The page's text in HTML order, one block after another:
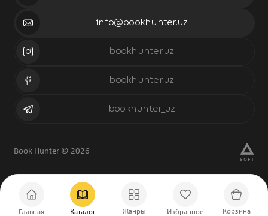
Главная Каталог Жанры Избранное Корзина
info@bookhunter.uz
bookhunter.uz
bookhunter.uz
bookhunter_uz
Book Hunter © 2026